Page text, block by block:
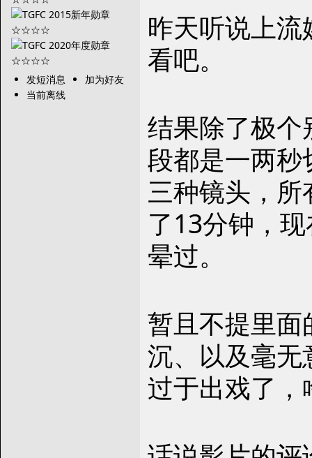
发短消息
加为好友
当前离线
昨天听说上
看吧。
结果除了极
段都是一两
三种镜头，
了13分钟，
晕过。
暂且不提里
沉、以及毫
过于出戏了